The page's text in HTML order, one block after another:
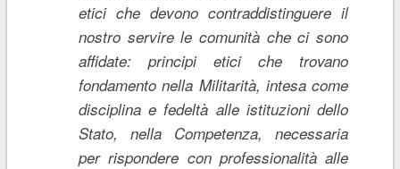
etici che devono contraddistinguere il
nostro servire le comunità che ci sono
affidate: principi etici che trovano
fondamento nella Militarità, intesa come
disciplina e fedeltà alle istituzioni dello
Stato, nella Competenza, necessaria
per rispondere con professionalità alle